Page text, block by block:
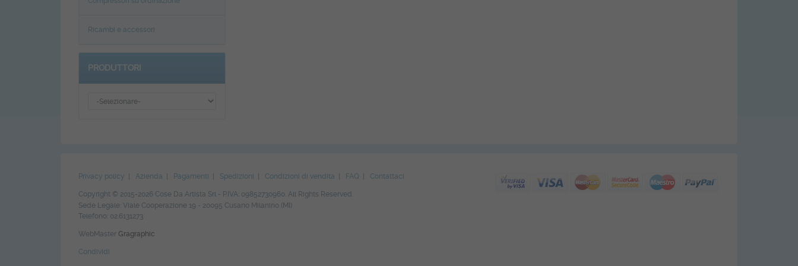
Ricambi e accessori
PRODUTTORI
Privacy policy Azienda Pagamenti Spedizioni Condizioni di vendita FAQ Contattaci
Copyright © 2015-2026 Cose Da Artista Srl - P.IVA: 09852730960. All Rights Reserved.
Sede Legale: Viale Cooperazione 19 - 20095 Cusano Milanino (MI)
Telefono: 02.6131273
WebMaster Gragraphic
Condividi